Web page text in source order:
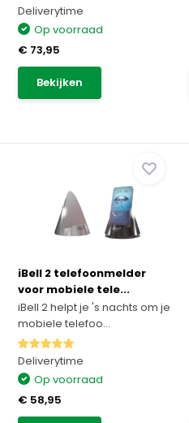
Deliverytime
Op voorraad
€ 73,95
Bekijken
iBell 2 telefoonmelder
voor mobiele tele...
iBell 2 helpt je 's nachts om je
mobiele telefoo...
Deliverytime
Op voorraad
€ 58,95